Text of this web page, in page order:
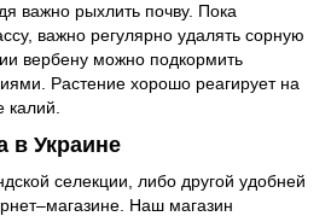
важно рыхлить почву. Пока
важно регулярно удалять сорную
вербену можно подкормить
Растение хорошо реагирует на
в Украине
селекции, либо другой удобней
Наш магазин